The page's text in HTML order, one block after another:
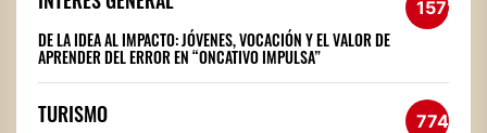
1572
DE LA IDEA AL IMPACTO: JÓVENES, VOCACIÓN Y EL VALOR DE
APRENDER DEL ERROR EN “ONCATIVO IMPULSA”
TURISMO 774